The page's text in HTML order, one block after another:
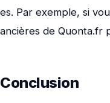
es. Par exemple, si
ancières de Quonta.fr
Conclusion